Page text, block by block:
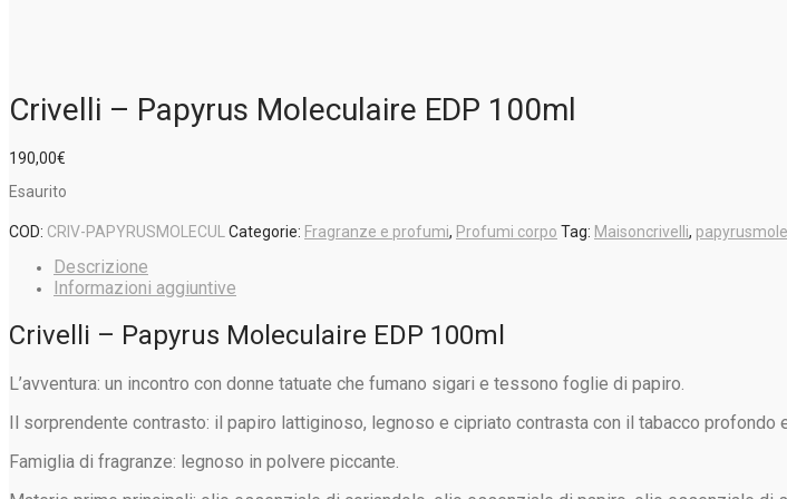
Crivelli – Papyrus Moleculaire EDP 100ml
190,00€
Esaurito
COD: CRIV-PAPYRUSMOLECUL Categorie: Fragranze e profumi, Profumi corpo Tag: Maisoncrivelli,
Descrizione
Informazioni aggiuntive
Crivelli – Papyrus Moleculaire EDP 100ml
L’avventura: un incontro con donne tatuate che fumano sigari e tessono foglie di papiro.
Il sorprendente contrasto: il papiro lattiginoso, legnoso e cipriato contrasta con il tabacco profondo
Famiglia di fragranze: legnoso in polvere piccante.